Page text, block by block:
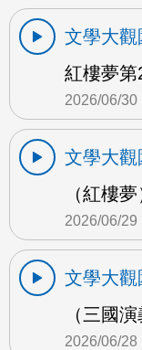
文學大觀
紅樓夢第
2026/06/30
文學大觀
（紅樓
2026/06/29
文學大觀
（三國
2026/06/28